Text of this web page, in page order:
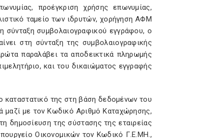
προέγκριση χρήσης επωνυμίας,
ταμείο των ιδρυτών, χορήγηση ΑΦΜ
σύνταξη συμβολαιογραφικού εγγράφου, ο
στη σύνταξη της συμβολαιογραφικής
παραλάβει τα αποδεικτικά πληρωμής
και του δικαιώματος εγγραφής
καταστατικό της στη βάση δεδομένων του
μαζί με τον Κωδικό Αριθμό Καταχώρησης,
δημοσίευση της σύστασης της εταιρείας
Οικονομικών τον Κωδικό Γ.Ε.ΜΗ.,